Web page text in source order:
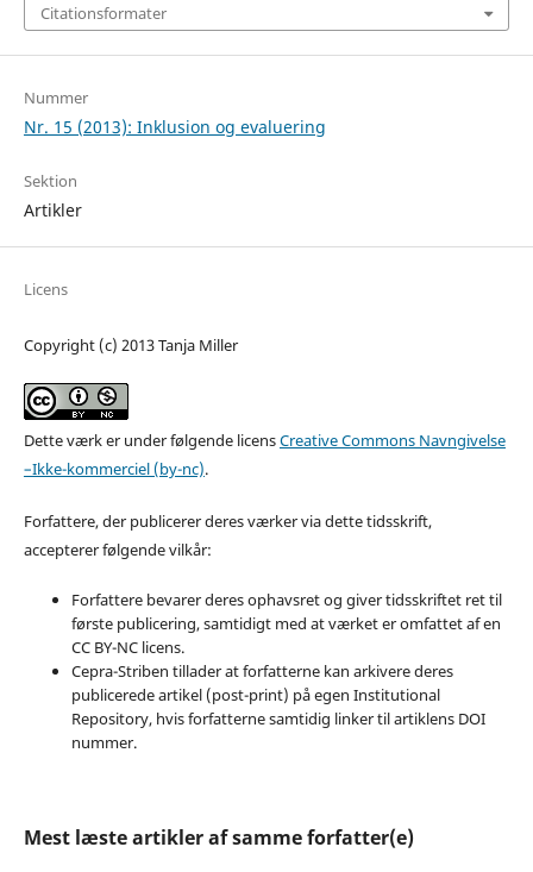
Citationsformater
Nummer
Nr. 15 (2013): Inklusion og evaluering
Sektion
Artikler
Licens
Copyright (c) 2013 Tanja Miller
Dette værk er under følgende licensCreative Commons Navngivelse
–Ikke-kommerciel (by-nc).
Forfattere, der publicerer deres værker via dette tidsskrift,
accepterer følgende vilkår:
Forfattere bevarer deres ophavsret og giver tidsskriftet ret til
første publicering, samtidigt med at værket er omfattet af en
CC BY-NC licens.
Cepra-Striben tillader at forfatterne kan arkivere deres
publicerede artikel (post-print) på egen Institutional
Repository, hvis forfatterne samtidig linker til artiklens DOI
nummer.
Mest læste artikler af samme forfatter(e)